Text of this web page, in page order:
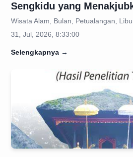
Sengkidu yang
Wisata Alam, Bulan, Petualangan,
31, Jul, 2026, 8:33:00
Selengkapnya →